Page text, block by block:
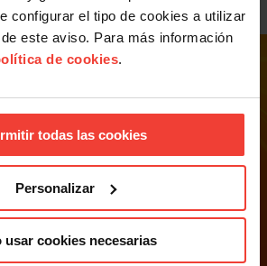
configurar el tipo de cookies a utilizar
este aviso. Para más información
de cookies.
todas las cookies
Personalizar
usar cookies necesarias